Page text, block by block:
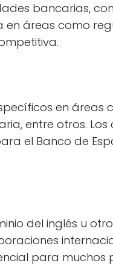
bancarias,
en áreas como
en áreas
entre otros.
el Banco de
del inglés u
para muchos